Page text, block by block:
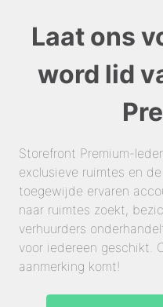
Laat ons
word lid
Storefront Premium-
exclusieve ruimtes en
toegewijde ervaren
naar ruimtes zoekt,
verhuurders
voor iedereen geschikt.
aanmerking komt!